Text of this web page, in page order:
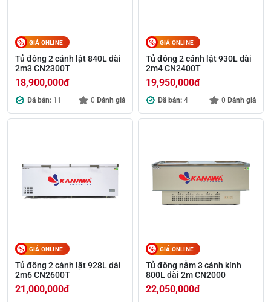
GIÁ ONLINE
Tủ đông 2 cánh lật 840L dài
2m3 CN2300T
18,900,000đ
Đã bán: 11 0 Đánh giá
GIÁ ONLINE
Tủ đông 2 cánh lật 930L dài
2m4 CN2400T
19,950,000đ
Đã bán: 4 0 Đánh giá
GIÁ ONLINE
Tủ đông 2 cánh lật 928L dài
2m6 CN2600T
21,000,000đ
GIÁ ONLINE
Tủ đông nằm 3 cánh kính
800L dài 2m CN2000
22,050,000đ